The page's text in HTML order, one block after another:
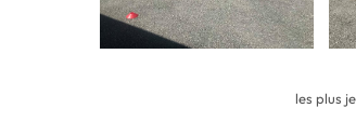
les plus